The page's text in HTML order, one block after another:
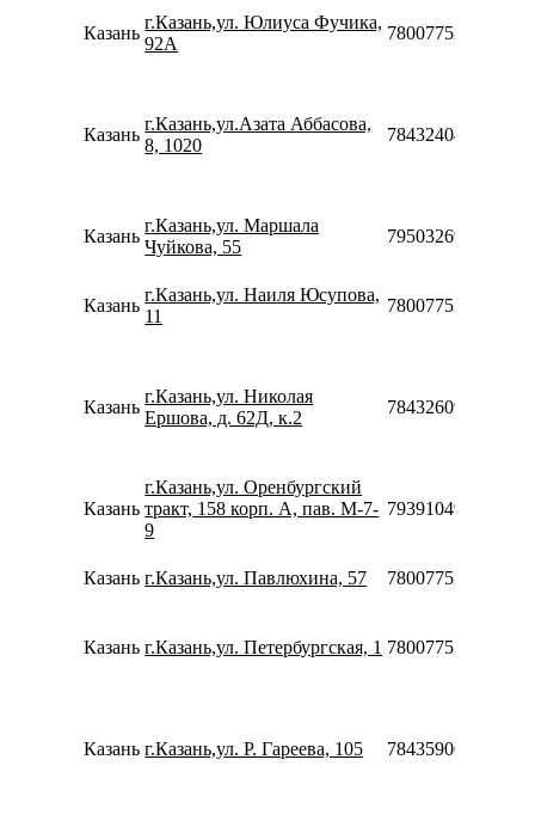
Казань
г.Казань,ул. Юлиуса Фучика,
92А
78007753553
Казань
г.Казань,ул.Азата Аббасова,
8, 1020
78432404086
Казань
г.Казань,ул. Маршала
Чуйкова, 55
79503269970
Казань
г.Казань,ул. Наиля Юсупова,
11
78007753553
Казань
г.Казань,ул. Николая
Ершова, д. 62Д, к.2
78432609757
Казань
г.Казань,ул. Оренбургский
тракт, 158 корп. А, пав. М-7-
9
79391049011
Казань г.Казань,ул. Павлюхина, 57 78007753553
Казань г.Казань,ул. Петербургская, 1 78007753553
Казань г.Казань,ул. Р. Гареева, 105 78435900293